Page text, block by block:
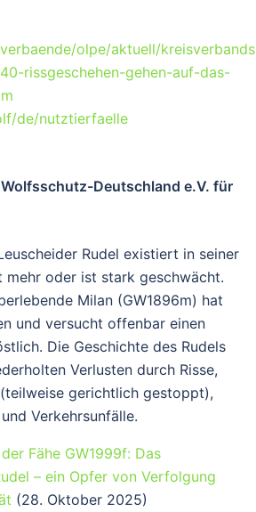
olpe/aktuell/
rissgeschehen-gehen-auf-das-
de/nutztierfaelle
Deutschland e.V. für
Rudel existiert in seiner
mehr oder ist stark geschwächt.
Milan (GW1896m) hat
und versucht offenbar einen
Die Geschichte des Rudels
Verlusten durch Risse,
gerichtlich gestoppt),
Verkehrsunfälle.
Fähe GW1999f: Das
– ein Opfer von Verfolgung
(28. Oktober 2025)